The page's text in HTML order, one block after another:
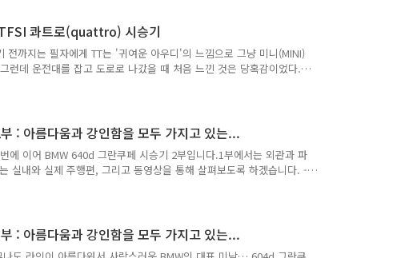
꼭 시승해 보고 싶었는데, 직접 운전은 못해 보지만, 뒷자리에도 앉
콰트로(quattro) 시승기
전까지는 필자에게 TT는 '귀여운 아우디'의 느낌으로 그냥 미니(MINI)
런데 운전대를 잡고 도로로 나갔을 때 처음 느낀 것은 당혹감이었다.
지가 않았기 때문이다. TT는 과연 작은 차일까? 이왕 미니 얘기가 나
전고는 1414mm, 전폭 1727mm이다. TT의 전고는 1353mm, 전폭
폭은 1775mm이다. TT가 아반떼MD보다 무려 7cm 정도나 더 폭이
: 아름다움과 강인함을 모두 가지고 있는...
에 이어 BMW 640d 그란쿠페 시승기 2부입니다.1부에서는 외관과 파
실내와 실제 주행편, 그리고 동영상을 통해 살펴보도록 하겠습니다. -
진으로 미쳐 담지 못했는데요. Netcarshow.com에서 하나 살짝 빌
위 사진은 640i이지만, 별로 다를 것은 없습니다.640d 운전석에 올라
실내에서 강조되고 있는 수평의 라인이 숨겨져 있었기 때문입니
: 아름다움과 강인함을 모두 가지고 있는...